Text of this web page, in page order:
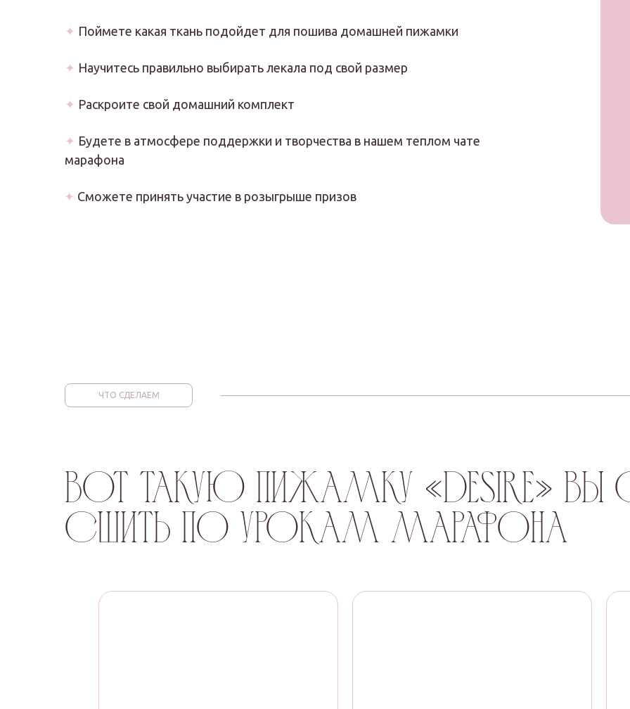
✦ Поймете какая ткань подойдет для пошива домашней пижамки
✦ Научитесь правильно выбирать лекала под свой размер
✦ Раскроите свой домашний комплект
✦ Будете в атмосфере поддержки и творчества в нашем теплом чате
марафона
✦ Сможете принять участие в розыгрыше призов
Вот такую пижамку «Desire»
сшить по урокам марафона
ЧТО СДЕЛАЕМ